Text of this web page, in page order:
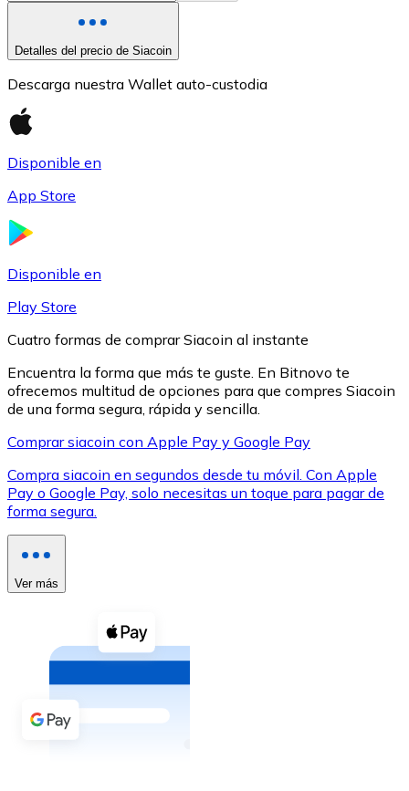
XRP
XRP
Ver todo
Compra criptomonedas con efectivo en tu tienda más
Comprar con efectivo
Transferencia SEPA
Detalles del precio de Siacoin
Descarga nuestra Wallet auto-custodia
Disponible en
App Store
Disponible en
Play Store
Cuatro formas de comprar Siacoin al instante
Encuentra la forma que más te guste. En Bitnovo te
ofrecemos multitud de opciones para que compres Siacoin
de una forma segura, rápida y sencilla.
Comprar siacoin con Apple Pay y Google Pay
Compra siacoin en segundos desde tu móvil. Con Apple
Pay o Google Pay, solo necesitas un toque para pagar de
forma segura.
Ver más